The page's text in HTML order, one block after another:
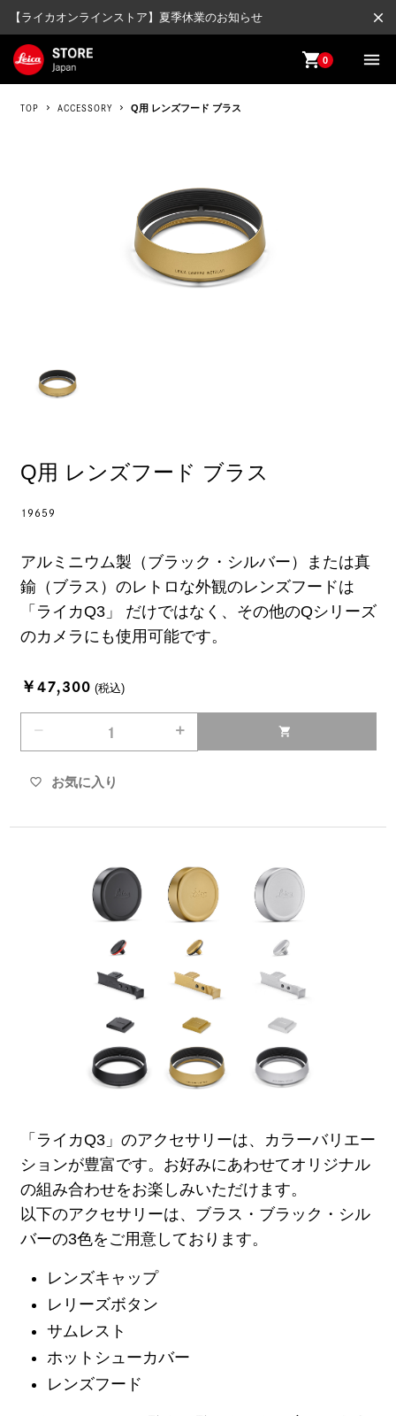
【ライカオンラインストア】夏季休業のお知らせ close
shopping_cart0 menu
TOP ACCESSORY Q用 レンズフード ブラス
Q用 レンズフード ブラス
19659
アルミニウム製（ブラック・シルバー）または真
鍮（ブラス）のレトロな外観のレンズフードは
「ライカQ3」 だけではなく、その他のQシリーズ
のカメラにも使用可能です。
￥47,300 (税込)
remove add shopping_cart
favorite_border お気に入り
「ライカQ3」のアクセサリーは、カラーバリエー
ションが豊富です。お好みにあわせてオリジナル
の組み合わせをお楽しみいただけます。
以下のアクセサリーは、ブラス・ブラック・シル
バーの3色をご用意しております。
レンズキャップ
レリーズボタン
サムレスト
ホットシューカバー
レンズフード